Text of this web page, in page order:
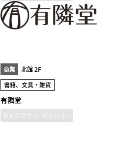
商業
北館 2F
書籍、文具・雑貨
有隣堂
テイクアウト デリバリー